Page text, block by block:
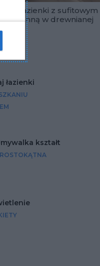
łazienki z sufitowym
i wanną w drewnianej
łazienki
kształt